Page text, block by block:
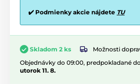
✔️ Podmienky akcie nájdete TU
Skladom 2 ks
Možnosti
Objednávky do 09:00, predpokladané
utorok 11. 8.